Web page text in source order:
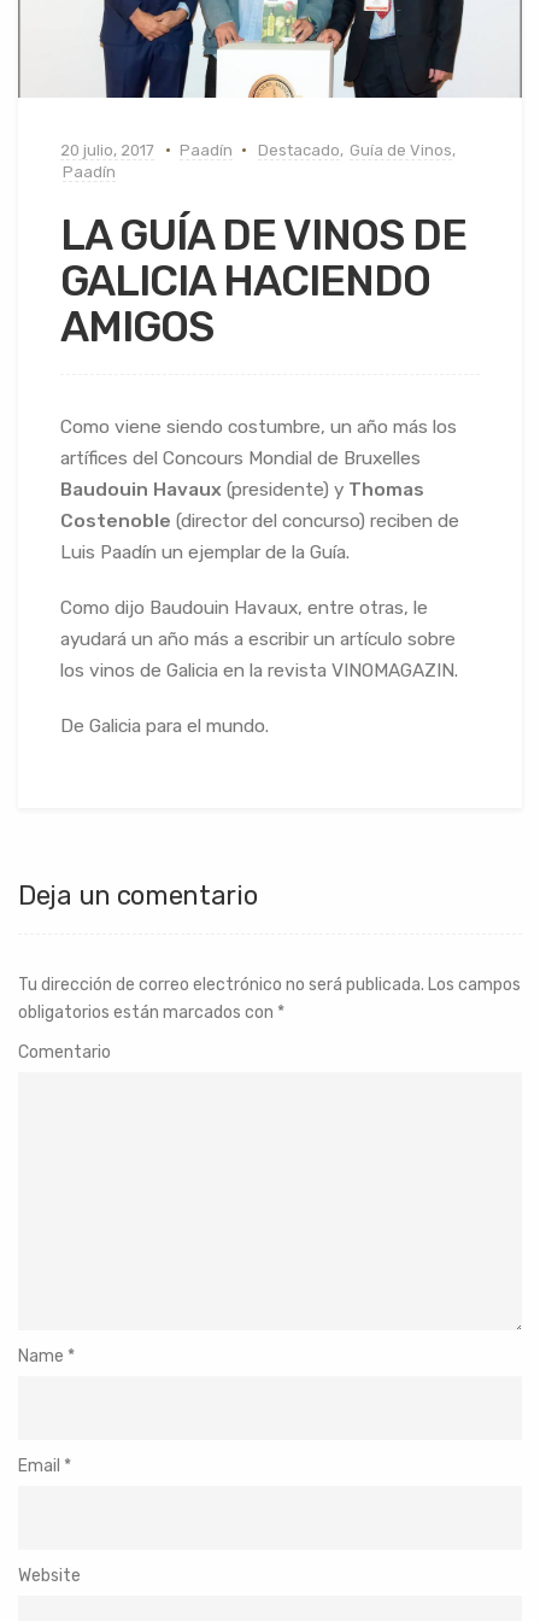
20 julio, 2017 Paadín Destacado, Guía de Vinos,
Paadín
LA GUÍA DE VINOS DE
GALICIA HACIENDO
AMIGOS
Como viene siendo costumbre, un año más los
artífices del Concours Mondial de Bruxelles
Baudouin Havaux (presidente) y Thomas
Costenoble (director del concurso) reciben de
Luis Paadín un ejemplar de la Guía.
Como dijo Baudouin Havaux, entre otras, le
ayudará un año más a escribir un artículo sobre
los vinos de Galicia en la revista VINOMAGAZIN.
De Galicia para el mundo.
Deja un comentario
Tu dirección de correo electrónico no será publicada. Los campos
obligatorios están marcados con *
Comentario
Name *
Email *
Website